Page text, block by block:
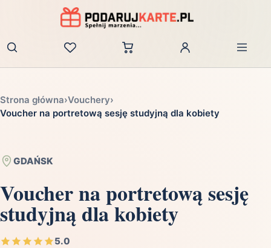
Zaloguj
Strona główna›Vouchery›
Voucher na portretową sesję studyjną dla kobiety
GDAŃSK
Voucher na portretową sesję
studyjną dla kobiety
5.0